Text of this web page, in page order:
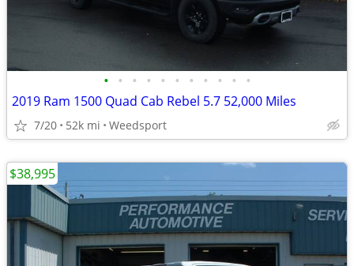
• • • • • • • • • • •
2019 Ram 1500 Quad Cab Rebel 5.7 52,000 Miles
7/20 52k mi Weedsport
$38,995